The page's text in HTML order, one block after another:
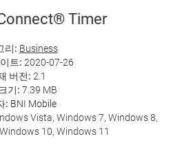
Timer
리: Business
트: 2020-07-26
버전: 2.1
기: 7.39 MB
: BNI Mobile
Vista, Windows 7, Windows 8,
10, Windows 11